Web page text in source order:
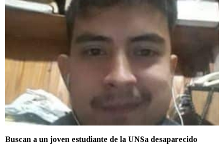
Buscan a un joven estudiante de la UNSa desaparecido